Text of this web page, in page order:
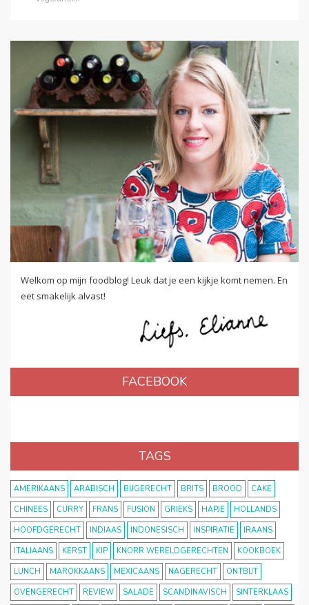
Welkom op mijn foodblog! Leuk dat je een kijkje komt nemen. En
eet smakelijk alvast!
FACEBOOK
TAGS
AMERIKAANS ARABISCH BIJGERECHT BRITS BROOD
CAKE
CHINEES
CURRY FRANS FUSION GRIEKS HAPJE
HOLLANDS
HOOFDGERECHT
INDIAAS INDONESISCH INSPIRATIE
IRAANS
ITALIAANS
KERST KIP KNORR WERELDGERECHTEN
KOOKBOEK
LUNCH
MAROKKAANS MEXICAANS NAGERECHT
ONTBIJT
OVENGERECHT
REVIEW SALADE SCANDINAVISCH SINTERKLAAS